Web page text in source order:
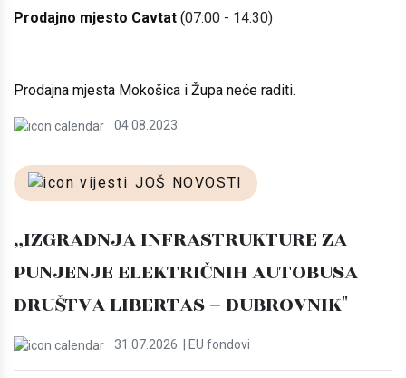
Prodajno mjesto Cavtat (07:00 - 14:30)
Prodajna mjesta Mokošica i Župa neće raditi.
04.08.2023.
JOŠ NOVOSTI
„IZGRADNJA INFRASTRUKTURE ZA
PUNJENJE ELEKTRIČNIH AUTOBUSA
DRUŠTVA LIBERTAS – DUBROVNIK"
31.07.2026. | EU fondovi